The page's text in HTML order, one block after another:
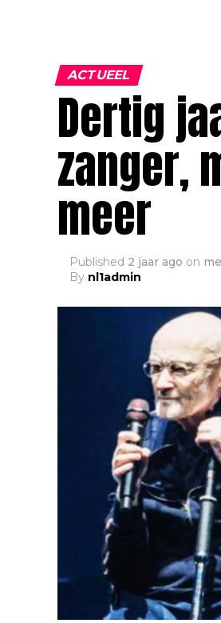
ACTUEEL
Dertig
zanger,
meer
Published 2 jaar ago on
By nl1admin